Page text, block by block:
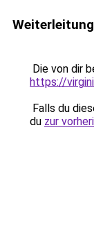
Die von dir
https://
Falls du
du zur